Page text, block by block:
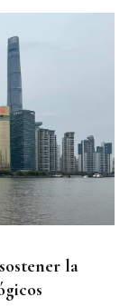
la